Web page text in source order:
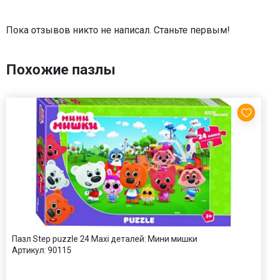
Пока отзывов никто не написал. Станьте первым!
Похожие пазлы
Пазл Step puzzle 24 Maxi деталей: Мини мишки
Артикул: 90115